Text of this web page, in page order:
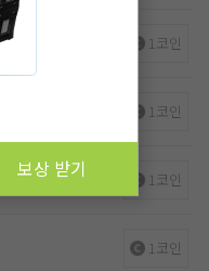
1코인
1코인
1코인
1코인
보상 받기